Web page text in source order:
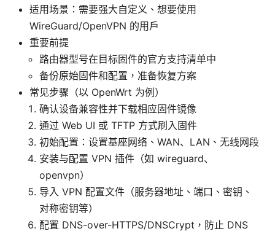
适用场景：需要强大自定义、想要使用
WireGuard/OpenVPN 的用户
重要前提
路由器型号在目标固件的官方支持清单中
备份原始固件和配置，准备恢复方案
常见步骤（以 OpenWrt 为例）
确认设备兼容性并下载相应固件镜像
通过 Web UI 或 TFTP 方式刷入固件
初始配置：设置基座网络、WAN、LAN、无线网段
安装与配置 VPN 插件（如 wireguard、
openvpn）
导入 VPN 配置文件（服务器地址、端口、密钥、
对称密钥等）
配置 DNS-over-HTTPS/DNSCrypt，防止 DNS